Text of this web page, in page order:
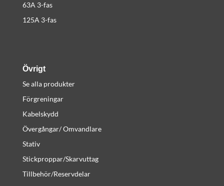
63A 3-fas
125A 3-fas
Övrigt
Se alla produkter
Förgreningar
Kabelskydd
Övergångar/ Omvandlare
Stativ
Stickproppar/Skarvuttag
Tillbehör/Reservdelar